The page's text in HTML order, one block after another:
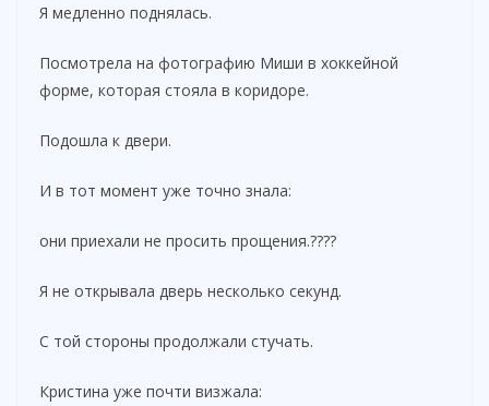
Я медленно поднялась.
Посмотрела на фотографию Миши в хоккейной
форме, которая стояла в коридоре.
Подошла к двери.
И в тот момент уже точно знала:
они приехали не просить прощения.????
Я не открывала дверь несколько секунд.
С той стороны продолжали стучать.
Кристина уже почти визжала: